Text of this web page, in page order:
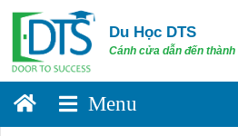
Du Học DTS
Cánh cửa dẫn đến thành